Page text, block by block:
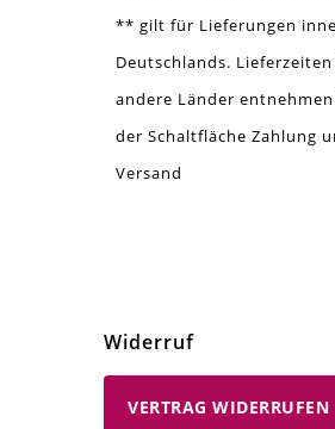
** gilt für Lieferungen
Deutschlands.
andere Länder
der Schaltfläche Zahlung
Versand
Widerruf
VERTRAG WIDERRUFEN